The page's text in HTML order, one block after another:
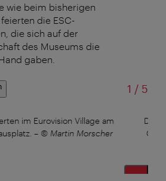
wie beim bisherigen
die ESC-
die sich auf der
des Museums die
gaben.
1 /von
5
im Eurovision Village am
– © Martin Morscher
Der
Club.